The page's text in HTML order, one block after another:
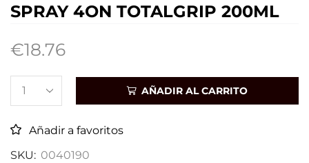
SPRAY 4ON TOTALGRIP 200ML
€18.76
AÑADIR AL CARRITO
Añadir a favoritos
SKU: 0040190